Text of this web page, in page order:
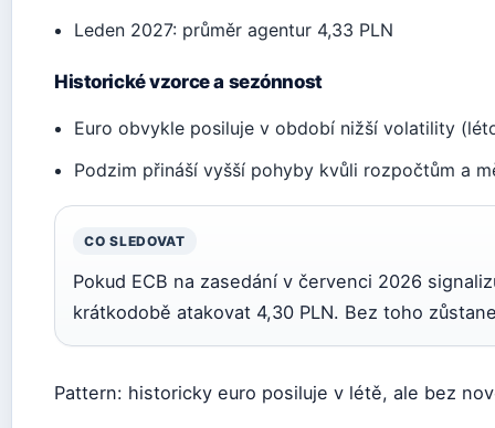
Leden 2027: průměr agentur 4,33 PLN
Historické vzorce a sezónnost
Euro obvykle posiluje v období nižší volatility
Podzim přináší vyšší pohyby kvůli rozpočtům a
CO SLEDOVAT
Pokud ECB na zasedání v červenci 2026
krátkodobě atakovat 4,30 PLN. Bez toho
Pattern: historicky euro posiluje v létě, ale bez